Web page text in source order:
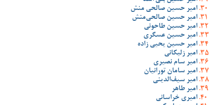
امیر حسین صالحی منش
امیر حسین صالحی‌منش
امیر حسین طاحونی
امیر حسین عسگری
امیر حسین یحیی زاده
امیر زلیکانی
امیر سام نصیری
امیر سامان تورانیان
امیر سیف‌الدینی
امیر طاهر
امیری خراسانی